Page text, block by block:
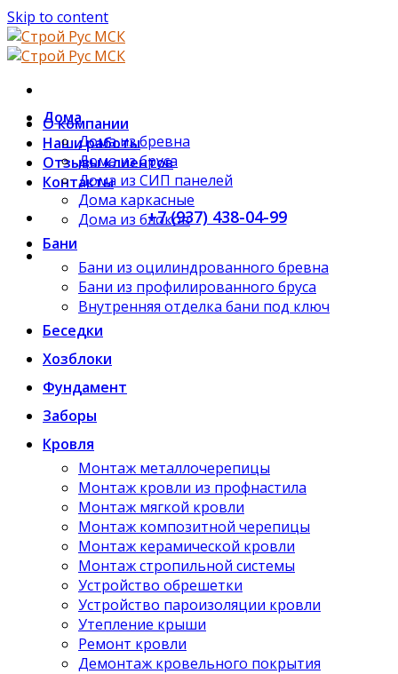
Skip to content
О компании
Наши работы
Отзывы клиентов
Контакты
+7 (937) 438-04-99
Дома
Дома из бревна
Дома из бруса
Дома из СИП панелей
Дома каркасные
Дома из блоков
Бани
Бани из оцилиндрованного бревна
Бани из профилированного бруса
Внутренняя отделка бани под ключ
Беседки
Хозблоки
Фундамент
Заборы
Кровля
Монтаж металлочерепицы
Монтаж кровли из профнастила
Монтаж мягкой кровли
Монтаж композитной черепицы
Монтаж керамической кровли
Монтаж стропильной системы
Устройство обрешетки
Устройство пароизоляции кровли
Утепление крыши
Ремонт кровли
Демонтаж кровельного покрытия